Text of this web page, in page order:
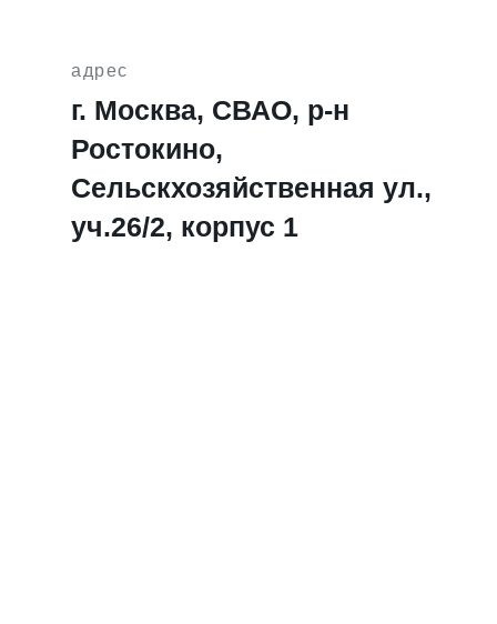
адрес
г. Москва, СВАО, р-н
Ростокино,
Сельскхозяйственная ул.,
уч.26/2, корпус 1